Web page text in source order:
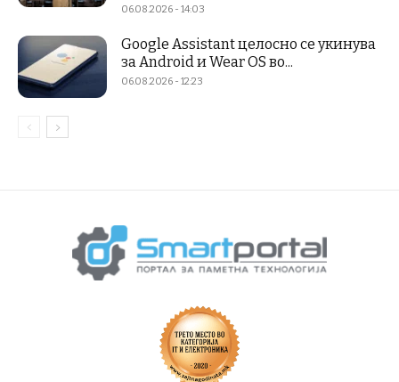
06.08.2026 - 14:03
Google Assistant целосно се укинува
за Android и Wear OS во...
06.08.2026 - 12:23